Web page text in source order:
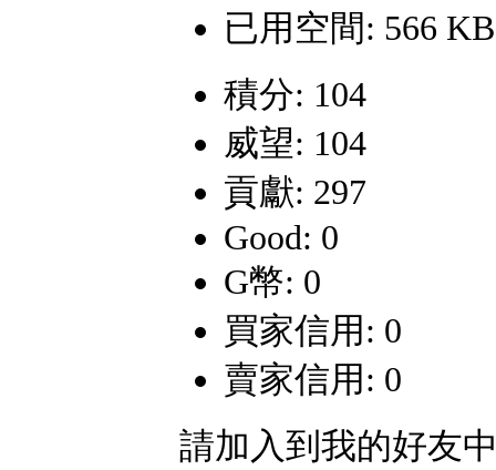
已用空間: 566 KB
積分: 104
威望: 104
貢獻: 297
Good: 0
G幣: 0
買家信用: 0
賣家信用: 0
請加入到我的好友